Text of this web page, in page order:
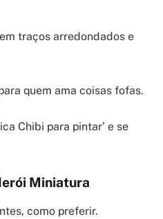
traços arredondados e
quem ama coisas fofas.
Chibi para pintar’ e se
Miniatura
como preferir.